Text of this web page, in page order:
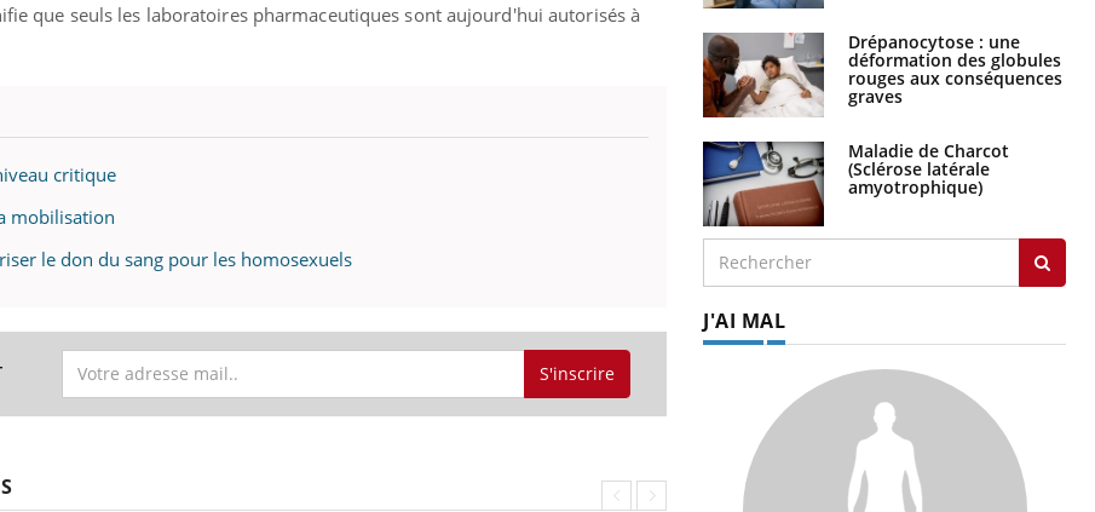
que seuls les laboratoires pharmaceutiques sont aujourd'hui autorisés à
critique
mobilisation
le don du sang pour les homosexuels
S'inscrire
Drépanocytose : une
déformation des globules
rouges aux conséquences
graves
Maladie de Charcot
(Sclérose latérale
amyotrophique)
J'AI MAL